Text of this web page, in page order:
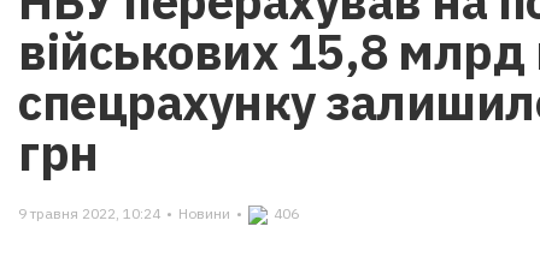
військових 15,8 млрд
спецрахунку
грн
9 травня 2022, 10:24 • Новини • 406